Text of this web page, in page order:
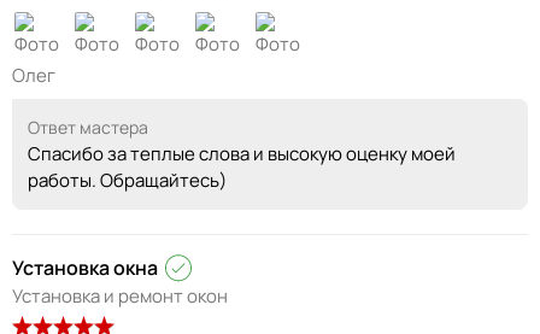
Олег
Ответ мастера
Спасибо за теплые слова и высокую оценку моей
работы. Обращайтесь)
Установка окна
Установка и ремонт окон